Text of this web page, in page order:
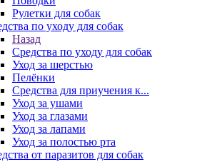
Рулетки для собак
по уходу для собак
Назад
Средства по уходу для собак
Уход за шерстью
Пелёнки
Средства для приучения к...
Уход за ушами
Уход за глазами
Уход за лапами
Уход за полостью рта
от паразитов для собак